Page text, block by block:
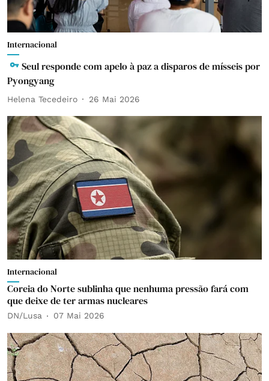
Internacional
Seul responde com apelo à paz a disparos de mísseis por
Pyongyang
Helena Tecedeiro 26 Mai 2026
Internacional
Coreia do Norte sublinha que nenhuma pressão fará com
que deixe de ter armas nucleares
DN/Lusa 07 Mai 2026